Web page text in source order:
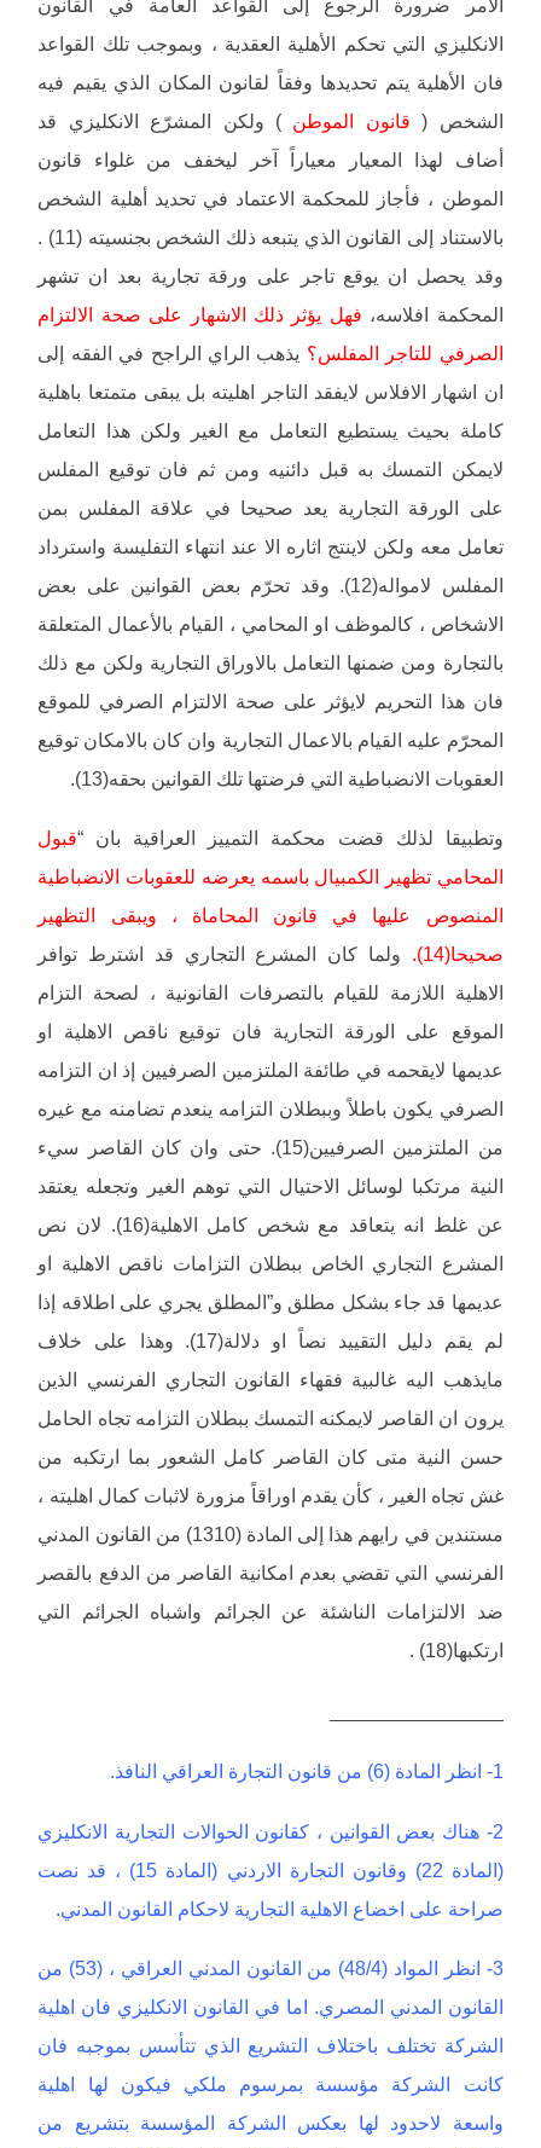
الأمر ضرورة الرجوع إلى القواعد العامة في القانون
الانكليزي التي تحكم الأهلية العقدية ، وبموجب تلك القواعد
فان الأهلية يتم تحديدها وفقاً لقانون المكان الذي يقيم فيه
الشخص (قانون الموطن ) ولكن المشرّع الانكليزي قد
أضاف لهذا المعيار معياراً آخر ليخفف من غلواء قانون
الموطن ، فأجاز للمحكمة الاعتماد في تحديد أهلية الشخص
بالاستناد إلى القانون الذي يتبعه ذلك الشخص بجنسيته (11) .
وقد يحصل ان يوقع تاجر على ورقة تجارية بعد ان تشهر
المحكمة افلاسه، فهل يؤثر ذلك الاشهار على صحة الالتزام
الصرفي للتاجر المفلس؟ يذهب الراي الراجح في الفقه إلى
ان اشهار الافلاس لايفقد التاجر اهليته بل يبقى متمتعا باهلية
كاملة بحيث يستطيع التعامل مع الغير ولكن هذا التعامل
لايمكن التمسك به قبل دائنيه ومن ثم فان توقيع المفلس
على الورقة التجارية يعد صحيحا في علاقة المفلس بمن
تعامل معه ولكن لاينتج اثاره الا عند انتهاء التفليسة واسترداد
المفلس لامواله(12). وقد تحرّم بعض القوانين على بعض
الاشخاص ، كالموظف او المحامي ، القيام بالأعمال المتعلقة
بالتجارة ومن ضمنها التعامل بالاوراق التجارية ولكن مع ذلك
فان هذا التحريم لايؤثر على صحة الالتزام الصرفي للموقع
المحرّم عليه القيام بالاعمال التجارية وان كان بالامكان توقيع
العقوبات الانضباطية التي فرضتها تلك القوانين بحقه(13).
وتطبيقا لذلك قضت محكمة التمييز العراقية بان “قبول
المحامي تظهير الكمبيال باسمه يعرضه للعقوبات الانضباطية
المنصوص عليها في قانون المحاماة ، ويبقى التظهير
صحيحا(14).
ولما كان المشرع التجاري قد اشترط توافر
الاهلية اللازمة للقيام بالتصرفات القانونية ، لصحة التزام
الموقع على الورقة التجارية فان توقيع ناقص الاهلية او
عديمها لايقحمه في طائفة الملتزمين الصرفيين إذ ان التزامه
الصرفي يكون باطلاً وببطلان التزامه ينعدم تضامنه مع غيره
من الملتزمين الصرفيين(15). حتى وان كان القاصر سيء
النية مرتكبا لوسائل الاحتيال التي توهم الغير وتجعله يعتقد
عن غلط انه يتعاقد مع شخص كامل الاهلية(16). لان نص
المشرع التجاري الخاص ببطلان التزامات ناقص الاهلية او
عديمها قد جاء بشكل مطلق و”المطلق يجري على اطلاقه إذا
لم يقم دليل التقييد نصاً او دلالة(17). وهذا على خلاف
مايذهب اليه غالبية فقهاء القانون التجاري الفرنسي الذين
يرون ان القاصر لايمكنه التمسك ببطلان التزامه تجاه الحامل
حسن النية متى كان القاصر كامل الشعور بما ارتكبه من
غش تجاه الغير ، كأن يقدم اوراقاً مزورة لاثبات كمال اهليته ،
مستندين في رايهم هذا إلى المادة (1310) من القانون المدني
الفرنسي التي تقضي بعدم امكانية القاصر من الدفع بالقصر
ضد الالتزامات الناشئة عن الجرائم واشباه الجرائم التي
ارتكبها(18) .
1- انظر المادة (6) من قانون التجارة العراقي النافذ.
2- هناك بعض القوانين ، كقانون الحوالات التجارية الانكليزي
(المادة 22) وقانون التجارة الاردني (المادة 15) ، قد نصت
صراحة على اخضاع الاهلية التجارية لاحكام القانون المدني.
3- انظر المواد (48/4) من القانون المدني العراقي ، (53) من
القانون المدني المصري. اما في القانون الانكليزي فان اهلية
الشركة تختلف باختلاف التشريع الذي تتأسس بموجبه فان
كانت الشركة مؤسسة بمرسوم ملكي فيكون لها اهلية
واسعة لاحدود لها بعكس الشركة المؤسسة بتشريع من